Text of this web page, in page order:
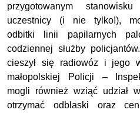
przygotowanym
uczestnicy (i nie tylko!),
odbitki linii papilarnych
codziennej służby
cieszył się radiowóz i jego
małopolskiej Policji –
mogli również wziąć udział
otrzymać odblaski oraz